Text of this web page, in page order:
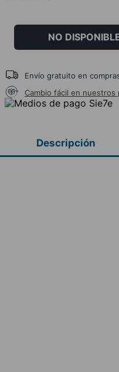
NO
Envío gratuito en
Cambio fácil en
Descripción